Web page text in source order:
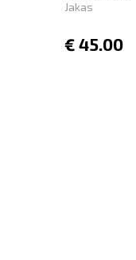
Jakas
€ 45.00